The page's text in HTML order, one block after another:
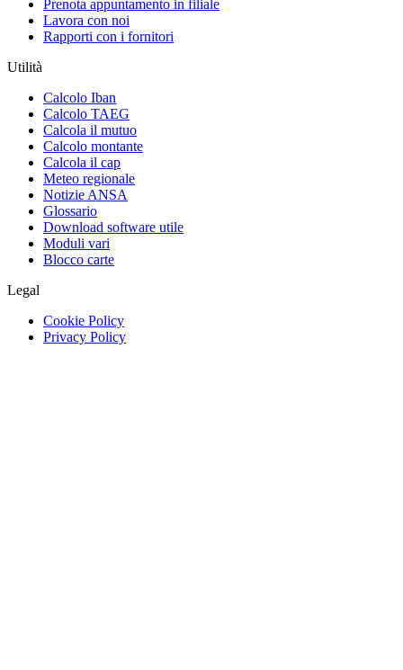
Prenota appuntamento in filiale
Lavora con noi
Rapporti con i fornitori
Utilità
Calcolo Iban
Calcolo TAEG
Calcola il mutuo
Calcolo montante
Calcola il cap
Meteo regionale
Notizie ANSA
Glossario
Download software utile
Moduli vari
Blocco carte
Legal
Cookie Policy
Privacy Policy